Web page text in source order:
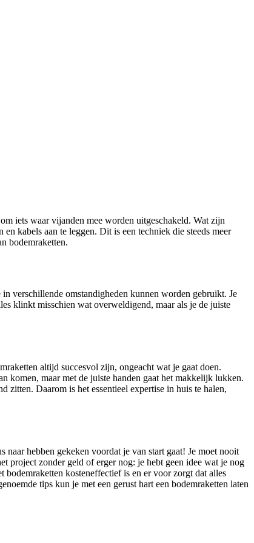
iets waar vijanden mee worden uitgeschakeld. Wat zijn
kabels aan te leggen. Dit is een techniek die steeds meer
bodemraketten.
verschillende omstandigheden kunnen worden gebruikt. Je
klinkt misschien wat overweldigend, maar als je de juiste
altijd succesvol zijn, ongeacht wat je gaat doen.
komen, maar met de juiste handen gaat het makkelijk lukken.
zitten. Daarom is het essentieel expertise in huis te halen,
hebben gekeken voordat je van start gaat! Je moet nooit
project zonder geld of erger nog: je hebt geen idee wat je nog
bodemraketten kosteneffectief is en er voor zorgt dat alles
tips kun je met een gerust hart een bodemraketten laten